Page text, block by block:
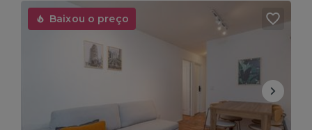
Baixou o preço